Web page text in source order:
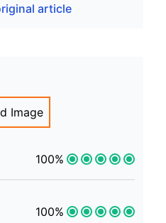
article
Image
100%
100%